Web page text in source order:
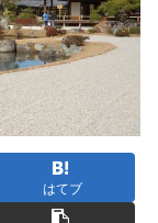
はてブ